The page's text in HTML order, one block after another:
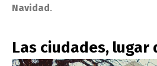
Navidad .
Las ciudades, lugar